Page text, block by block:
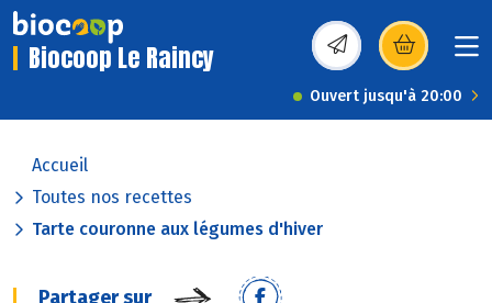
Biocoop Le Raincy (s’ouvre dans une
Ouvert jusqu'à 20:00
Accueil
Toutes nos recettes
Tarte couronne aux légumes d'hiver
Partager sur